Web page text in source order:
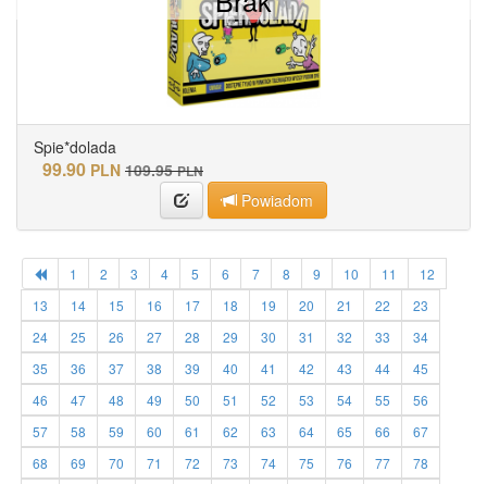
Spie*dolada
99.90 PLN 109.95 PLN
Powiadom
1 2 3 4 5 6 7 8 9 10 11
12
13
14 15 16 17 18 19 20 21 22
23
24
25 26 27 28 29 30 31 32 33
34
35
36 37 38 39 40 41 42 43 44
45
46
47 48 49 50 51 52 53 54 55
56
57
58 59 60 61 62 63 64 65 66
67
68
69 70 71 72 73 74 75 76 77
78